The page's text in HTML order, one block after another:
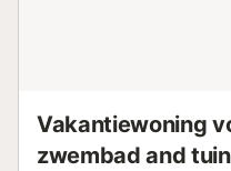
Vakantiewoning
zwembad and